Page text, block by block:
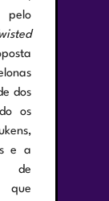
dos
os
e a
de
que